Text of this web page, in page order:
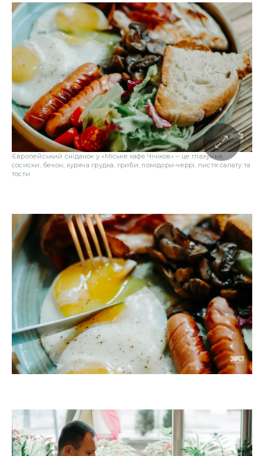
Європейський сніданок у «Міське кафе Чічіков» – це глазунья,
сосиски, бекон, куряча грудка, гриби, помідори-черрі, листя салату та
тости